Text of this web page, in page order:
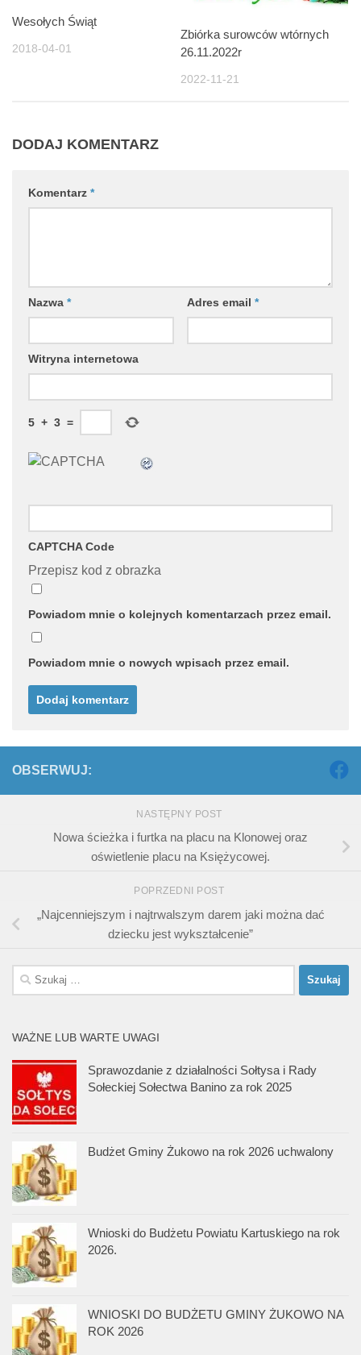
Wesołych Świąt
2018-04-01
Zbiórka surowców wtórnych
26.11.2022r
2022-11-21
DODAJ KOMENTARZ
Komentarz *
Nazwa * Adres email *
Witryna internetowa
5 + 3 =
CAPTCHA Code
Przepisz kod z obrazka
Powiadom mnie o kolejnych komentarzach przez email.
Powiadom mnie o nowych wpisach przez email.
OBSERWUJ:
NASTĘPNY POST
Nowa ścieżka i furtka na placu na Klonowej oraz
oświetlenie placu na Księżycowej.
POPRZEDNI POST
„Najcenniejszym i najtrwalszym darem jaki można dać
dziecku jest wykształcenie”
Szukaj:
WAŻNE LUB WARTE UWAGI
Sprawozdanie z działalności Sołtysa i Rady
Sołeckiej Sołectwa Banino za rok 2025
Budżet Gminy Żukowo na rok 2026 uchwalony
Wnioski do Budżetu Powiatu Kartuskiego na rok
2026.
WNIOSKI DO BUDŻETU GMINY ŻUKOWO NA
ROK 2026